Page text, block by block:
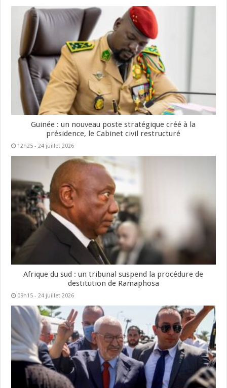
Guinée : un nouveau poste stratégique créé à la
présidence, le Cabinet civil restructuré
12h25 - 24 juillet 2026
Afrique du sud : un tribunal suspend la procédure de
destitution de Ramaphosa
09h15 - 24 juillet 2026